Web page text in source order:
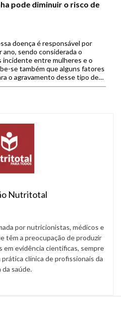
pode diminuir o risco de
doença é responsável por
sendo considerada o
incidente entre mulheres e o
se também que alguns fatores
o agravamento desse tipo de
e o consumo excessivo […]
Nutritotal
por nutricionistas, médicos e
têm a preocupação de produzir
em evidência científicas, sempre
clínica de profissionais da
da saúde.